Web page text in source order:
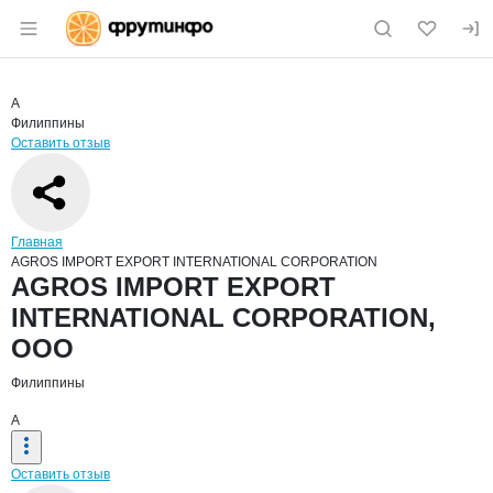
Раздел навигации по сайту fruitinfo.ru
Страница компании
Страница компании
Краткая информация о компании
A
Филиппины
Оставить отзыв
Навигация по сайту
Главная
AGROS IMPORT EXPORT INTERNATIONAL CORPORATION
Основная информация о компании
AGROS IMPORT EXPORT
INTERNATIONAL CORPORATION,
ООО
Филиппины
A
Оставить отзыв